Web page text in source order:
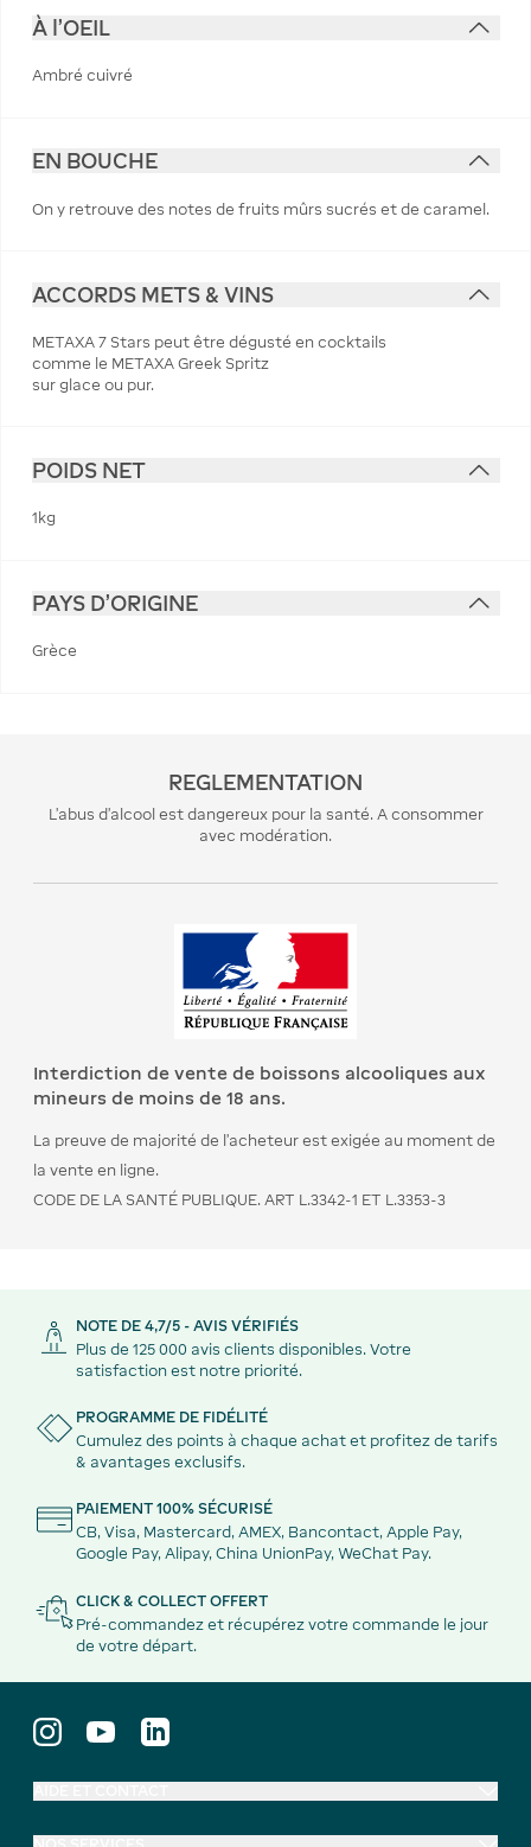
À l'OEIL
Ambré cuivré
EN BOUCHE
On y retrouve des notes de fruits mûrs sucrés et de caramel.
ACCORDS METS & VINS
METAXA 7 Stars peut être dégusté en cocktails
comme le METAXA Greek Spritz
sur glace ou pur.
POIDS NET
1kg
PAYS D'ORIGINE
Grèce
REGLEMENTATION
L’abus d’alcool est dangereux pour la santé. A consommer
avec modération.
Interdiction de vente de boissons alcooliques aux
mineurs de moins de 18 ans.
La preuve de majorité de l’acheteur est exigée au moment de
la vente en ligne.
CODE DE LA SANTÉ PUBLIQUE. ART L.3342-1 ET L.3353-3
NOTE DE 4,7/5 - AVIS VÉRIFIÉS
Plus de 125 000 avis clients disponibles. Votre
satisfaction est notre priorité.
PROGRAMME DE FIDÉLITÉ
Cumulez des points à chaque achat et profitez de tarifs
& avantages exclusifs.
PAIEMENT 100% SÉCURISÉ
CB, Visa, Mastercard, AMEX, Bancontact, Apple Pay,
Google Pay, Alipay, China UnionPay, WeChat Pay.
CLICK & COLLECT OFFERT
Pré-commandez et récupérez votre commande le jour
de votre départ.